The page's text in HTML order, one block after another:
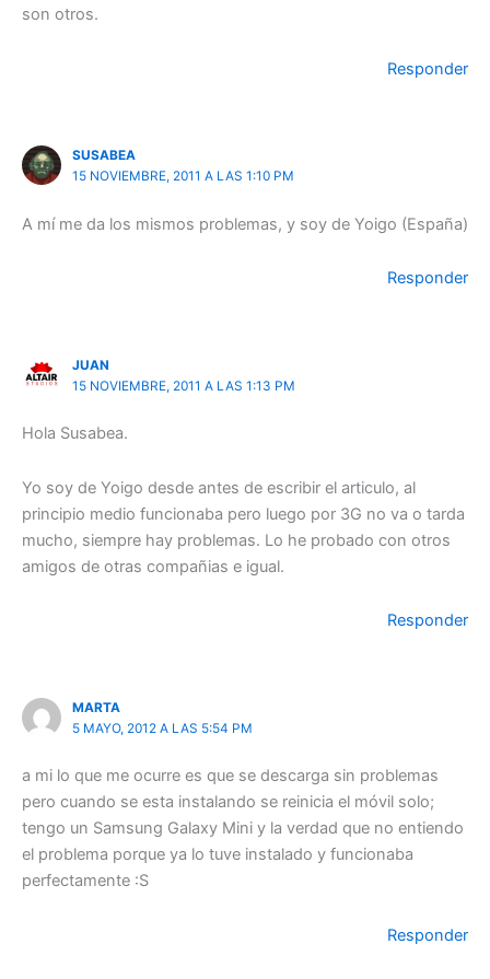
son otros.
Responder
SUSABEA
15 NOVIEMBRE, 2011 A LAS 1:10 PM
A mí me da los mismos problemas, y soy de Yoigo (España)
Responder
JUAN
15 NOVIEMBRE, 2011 A LAS 1:13 PM
Hola Susabea.
Yo soy de Yoigo desde antes de escribir el articulo, al
principio medio funcionaba pero luego por 3G no va o tarda
mucho, siempre hay problemas. Lo he probado con otros
amigos de otras compañias e igual.
Responder
MARTA
5 MAYO, 2012 A LAS 5:54 PM
a mi lo que me ocurre es que se descarga sin problemas
pero cuando se esta instalando se reinicia el móvil solo;
tengo un Samsung Galaxy Mini y la verdad que no entiendo
el problema porque ya lo tuve instalado y funcionaba
perfectamente :S
Responder